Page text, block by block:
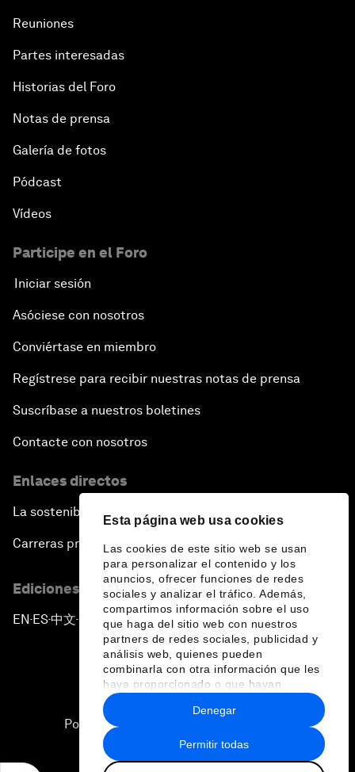
Esta página web usa cookies
Las cookies de este sitio web se usan
para personalizar el contenido y los
anuncios, ofrecer funciones de redes
sociales y analizar el tráfico. Además,
compartimos información sobre el uso
que haga del sitio web con nuestros
partners de redes sociales, publicidad y
análisis web, quienes pueden
combinarla con otra información que les
haya proporcionado o que hayan
recopilado a partir del uso que haya
hecho de sus servicios.
Permitir todas
Denegar
Reuniones
Partes interesadas
Historias del Foro
Notas de prensa
Galería de fotos
Pódcast
Vídeos
Participe en el Foro
Iniciar sesión
Asóciese con nosotros
Conviértase en miembro
Regístrese para recibir nuestras notas de prensa
Suscríbase a nuestros boletines
Contacte con nosotros
Enlaces directos
La sostenibilidad en el Foro
Carreras profesionales
Ediciones en otros idiomas
EN ▪ES▪中文▪ 日本語
Política de privacidad y normas de uso
Sitemap